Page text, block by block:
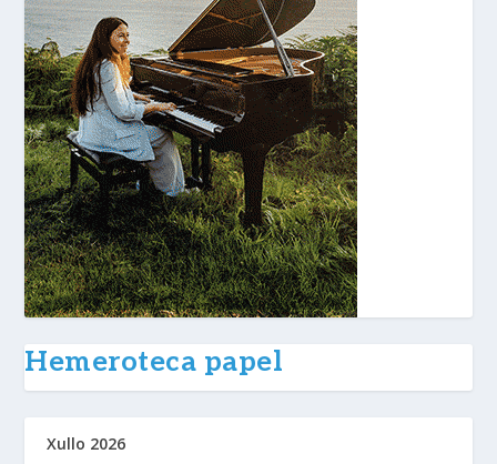
Hemeroteca papel
Xullo 2026